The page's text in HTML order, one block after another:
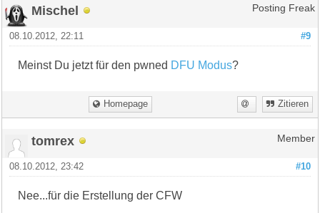
Mischel Posting Freak
#9
08.10.2012, 22:11
Meinst Du jetzt für den pwned DFU Modus?
Homepage Zitieren
tomrex Member
#10
08.10.2012, 23:42
Nee...für die Erstellung der CFW